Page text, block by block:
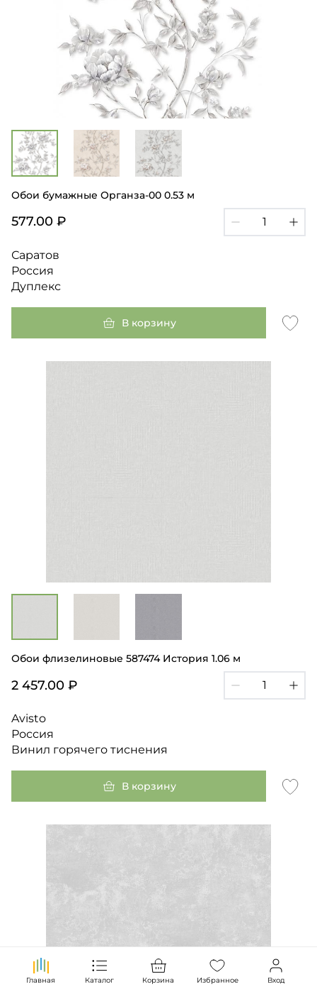
Обои бумажные Органза-00 0.53 м
577.00 ₽
Саратов
Россия
Дуплекс
В корзину
Обои флизелиновые 587474 История 1.06 м
2 457.00 ₽
Avisto
Россия
Винил горячего тиснения
В корзину
Главная Каталог Корзина Избранное Вход